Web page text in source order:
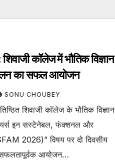
कॉलेज में भौतिक विज्ञान
का सफल आयोजन
SONU CHOUBEY
शिवाजी कॉलेज के भौतिक विज्ञान
इन सस्टेनेबल, फंक्शनल और
2026)” विषय पर दो दिवसीय
सफलतापूर्वक आयोजन…